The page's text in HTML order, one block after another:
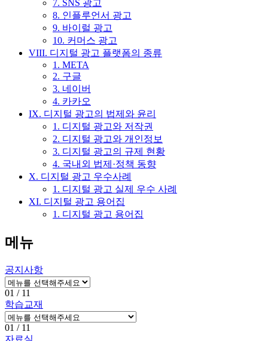
7. SNS 광고
8. 인플루언서 광고
9. 바이럴 광고
10. 커머스 광고
VIII. 디지털 광고 플랫폼의 종류
1. META
2. 구글
3. 네이버
4. 카카오
IX. 디지털 광고의 법제와 윤리
1. 디지털 광고와 저작권
2. 디지털 광고와 개인정보
3. 디지털 광고의 규제 현황
4. 국내외 법제·정책 동향
X. 디지털 광고 우수사례
1. 디지털 광고 실제 우수 사례
XI. 디지털 광고 용어집
1. 디지털 광고 용어집
메뉴
공지사항
01 / 11
학습교재
01 / 11
자료실